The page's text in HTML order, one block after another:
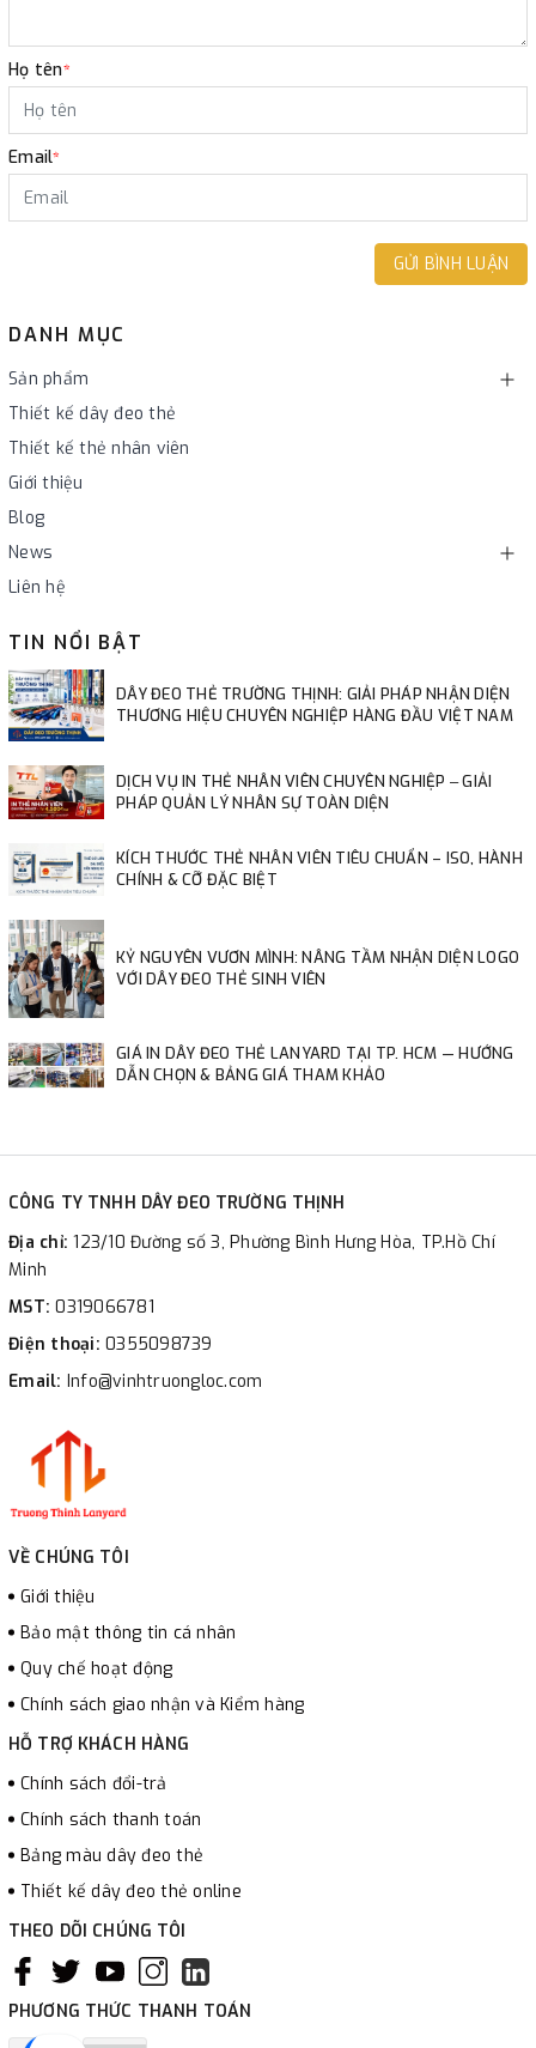
DANH MỤC
Sản phẩm
Thiết kế dây đeo thẻ
Thiết kế thẻ nhân viên
Giới thiệu
Blog
News
Liên hệ
TIN NỔI BẬT
DÂY ĐEO THẺ TRƯỜNG THỊNH: GIẢI PHÁP NHẬN DIỆN
THƯƠNG HIỆU CHUYÊN NGHIỆP HÀNG ĐẦU VIỆT NAM
DỊCH VỤ IN THẺ NHÂN VIÊN CHUYÊN NGHIỆP ‒ GIẢI
PHÁP QUẢN LÝ NHÂN SỰ TOÀN DIỆN
KÍCH THƯỚC THẺ NHÂN VIÊN TIÊU CHUẨN – ISO, HÀNH
CHÍNH & CỠ ĐẶC BIỆT
KỶ NGUYÊN VƯƠN MÌNH: NÂNG TẦM NHẬN DIỆN LOGO
VỚI DÂY ĐEO THẺ SINH VIÊN
GIÁ IN DÂY ĐEO THẺ LANYARD TẠI TP. HCM — HƯỚNG
DẪN CHỌN & BẢNG GIÁ THAM KHẢO
Họ tên*
Email*
GỬI BÌNH LUẬN
CÔNG TY TNHH DÂY ĐEO TRƯỜNG THỊNH
Địa chỉ:123/10 Đường số 3, Phường Bình Hưng Hòa, TP.Hồ Chí
Minh
MST:0319066781
Điện thoại: 0355098739
Email: Info@vinhtruongloc.com
VỀ CHÚNG TÔI
Giới thiệu
Bảo mật thông tin cá nhân
Quy chế hoạt động
Chính sách giao nhận và Kiểm hàng
HỖ TRỢ KHÁCH HÀNG
Chính sách đổi-trả
Chính sách thanh toán
Bảng màu dây đeo thẻ
Thiết kế dây đeo thẻ online
THEO DÕI CHÚNG TÔI
PHƯƠNG THỨC THANH TOÁN